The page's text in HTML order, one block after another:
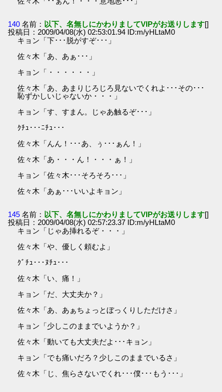
140 名前： 以下、名無しにかわりましてVIPがお送りします[]
投稿日：2009/04/08(水) 02:53:01.94 ID:m/yHLtaM0
キョン「下･･･脱がすぞ･･･」
佐々木「あ、あぁ･･･」
キョン「・・・・・・」
佐々木「あ、あまりじろじろ見ないでくれよ･･･その･･･
恥ずかしいじゃないか・・・」
キョン「す、すまん。じゃあ触るぞ･･･」
ｸﾁｭ･･･ﾆﾁｭ･･･
佐々木「んん！･･･あ、ぅ･･･ぁん！」
佐々木「あ・・・ん！・・・ぁ！」
キョン「佐々木･･･そろそろ･･･」
佐々木「あぁ･･･いいよキョン」
145 名前： 以下、名無しにかわりましてVIPがお送りします[]
投稿日：2009/04/08(水) 02:57:23.37 ID:m/yHLtaM0
キョン「じゃあ挿れるぞ・・・」
佐々木「や、優しく頼むよ」
ｸﾞﾁｭ･･･ﾇﾁｭ･･･
佐々木「い、痛！」
キョン「だ、大丈夫か？」
佐々木「あ、あぁちょっとぼっくりしただけさ」
キョン「少しこのままでいようか？」
佐々木「動いても大丈夫だよ･･･キョン」
キョン「でも痛いだろ？少しこのままでいるさ」
佐々木「じ、焦らさないでくれ･･･僕･･･もう･･･」